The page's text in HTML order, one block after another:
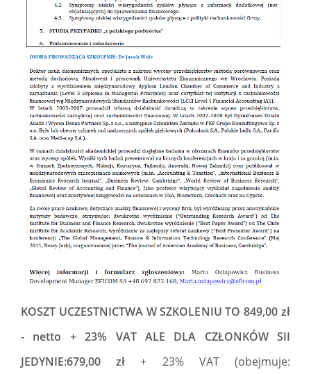
KOSZT UCZESTNICTWA W SZKOLENIU TO849,00 zł
- netto + 23% VAT ALE DLA CZŁONKÓW SII
JEDYNIE:679,00 zł + 23% VAT (obejmuje: